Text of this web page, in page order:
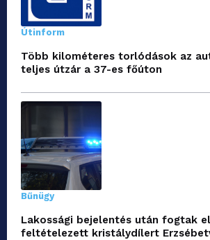
Útinform
Több kilométeres torlódások az
teljes útzár a 37-es főúton
Bűnügy
Lakossági bejelentés után fogtak
feltételezett kristálydílert